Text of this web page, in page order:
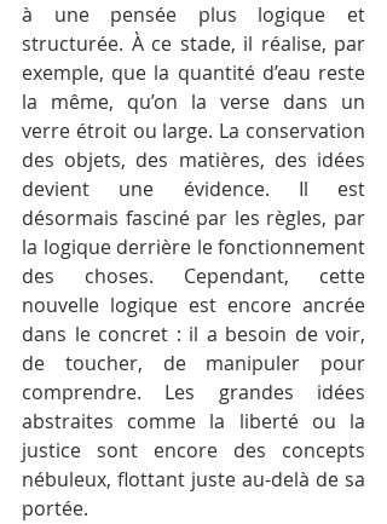
à une pensée plus logique et
structurée. À ce stade, il réalise, par
exemple, que la quantité d’eau reste
la même, qu’on la verse dans un
verre étroit ou large. La conservation
des objets, des matières, des idées
devient une évidence. Il est
désormais fasciné par les règles, par
la logique derrière le fonctionnement
des choses. Cependant, cette
nouvelle logique est encore ancrée
dans le concret : il a besoin de voir,
de toucher, de manipuler pour
comprendre. Les grandes idées
abstraites comme la liberté ou la
justice sont encore des concepts
nébuleux, flottant juste au-delà de sa
portée.